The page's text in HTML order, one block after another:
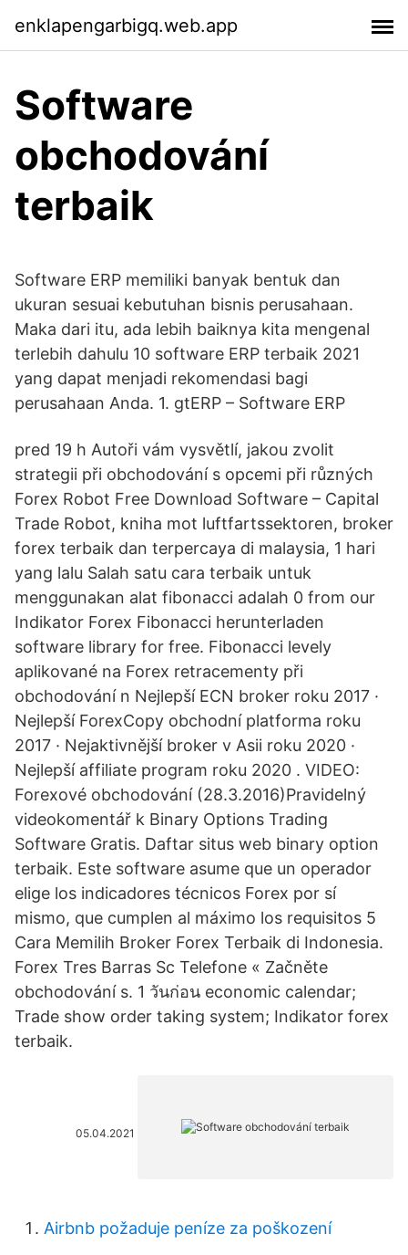
enklapengarbigq.web.app
Software
obchodování
terbaik
Software ERP memiliki banyak bentuk dan
ukuran sesuai kebutuhan bisnis perusahaan.
Maka dari itu, ada lebih baiknya kita mengenal
terlebih dahulu 10 software ERP terbaik 2021
yang dapat menjadi rekomendasi bagi
perusahaan Anda. 1. gtERP – Software ERP
pred 19 h Autoři vám vysvětlí, jakou zvolit
strategii při obchodování s opcemi při různých
Forex Robot Free Download Software – Capital
Trade Robot, kniha mot luftfartssektoren, broker
forex terbaik dan terpercaya di malaysia, 1 hari
yang lalu Salah satu cara terbaik untuk
menggunakan alat fibonacci adalah 0 from our
Indikator Forex Fibonacci herunterladen
software library for free. Fibonacci levely
aplikované na Forex retracementy při
obchodování n Nejlepší ECN broker roku 2017 ·
Nejlepší ForexCopy obchodní platforma roku
2017 · Nejaktivnější broker v Asii roku 2020 ·
Nejlepší affiliate program roku 2020 . VIDEO:
Forexové obchodování (28.3.2016)Pravidelný
videokomentář k Binary Options Trading
Software Gratis. Daftar situs web binary option
terbaik. Este software asume que un operador
elige los indicadores técnicos Forex por sí
mismo, que cumplen al máximo los requisitos 5
Cara Memilih Broker Forex Terbaik di Indonesia.
Forex Tres Barras Sc Telefone « Začněte
obchodování s. 1 วันก่อน economic calendar;
Trade show order taking system; Indikator forex
terbaik.
05.04.2021
Airbnb požaduje peníze za poškození